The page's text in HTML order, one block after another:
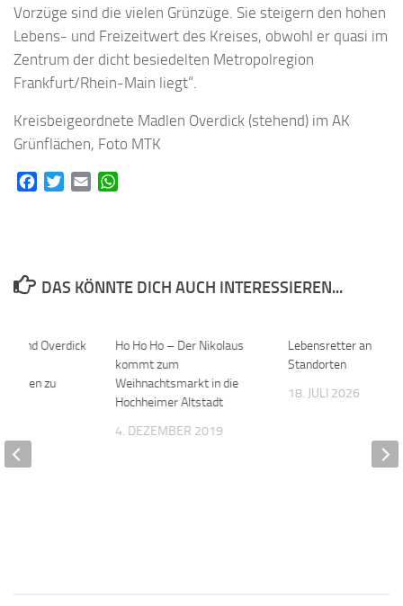
Vorzüge sind die vielen Grünzüge. Sie steigern den hohen
Lebens- und Freizeitwert des Kreises, obwohl er quasi im
Zentrum der dicht besiedelten Metropolregion
Frankfurt/Rhein-Main liegt“.
Kreisbeigeordnete Madlen Overdick (stehend) im AK
Grünflächen, Foto MTK
FacebookTwitterEmail
DAS KÖNNTE DICH AUCH INTERESSIEREN...
Ho Ho Ho – Der Nikolaus
kommt zum
Weihnachtsmarkt in die
Hochheimer Altstadt
4. DEZEMBER 2019
Lebensretter an drei
Standorten
18. JULI 2026
und Overdick
Zahlen zu